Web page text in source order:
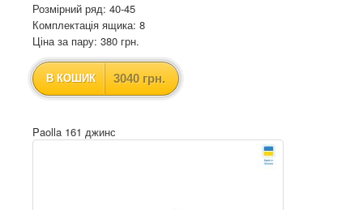
Розмірний ряд: 40-45
Комплектація ящика: 8
Ціна за пару: 380 грн.
В КОШИК 3040 грн.
Paolla 161 джинс